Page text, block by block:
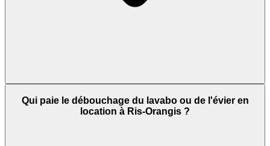
Qui paie le débouchage du lavabo ou de l'évier en
location à Ris-Orangis ?